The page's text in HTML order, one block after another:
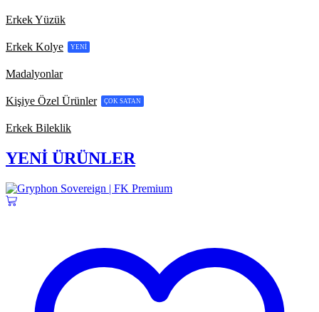
Erkek Yüzük
Erkek Kolye YENİ
Madalyonlar
Kişiye Özel Ürünler ÇOK SATAN
Erkek Bileklik
YENİ ÜRÜNLER